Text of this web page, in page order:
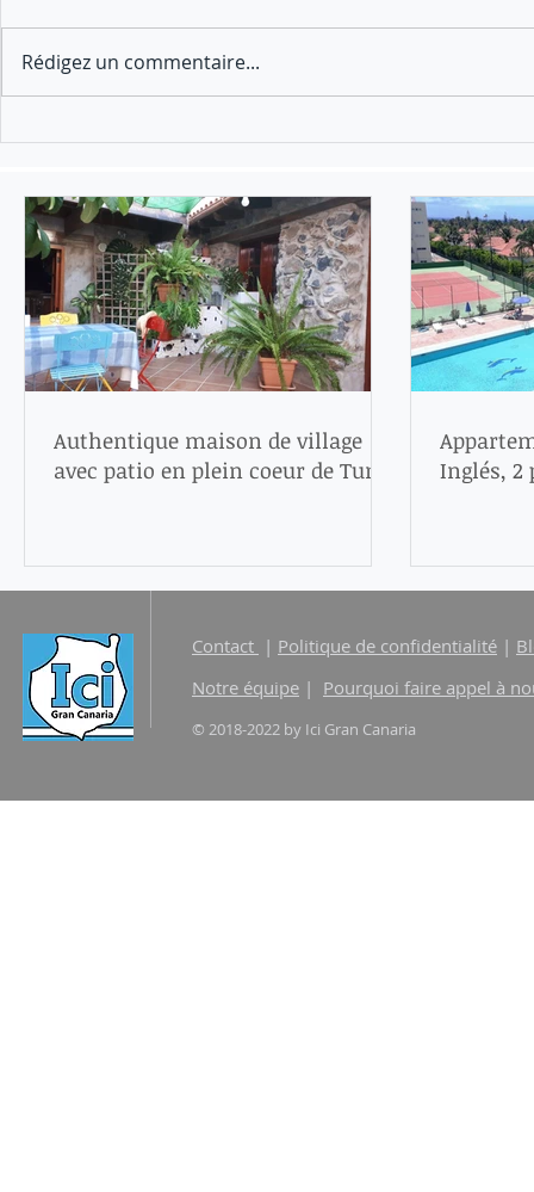
Rédigez un commentaire...
Authentique maison de village
avec patio en plein coeur de Tunte
Inglés, 2
Contact | Politique de confidentialité |
Notre équipe | Pourquoi faire appel à
© 2018-2022 by Ici Gran Canaria